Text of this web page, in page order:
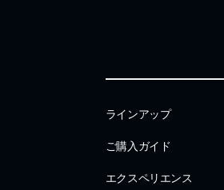
ラインアップ
ご購入ガイド
エクスペリエンス